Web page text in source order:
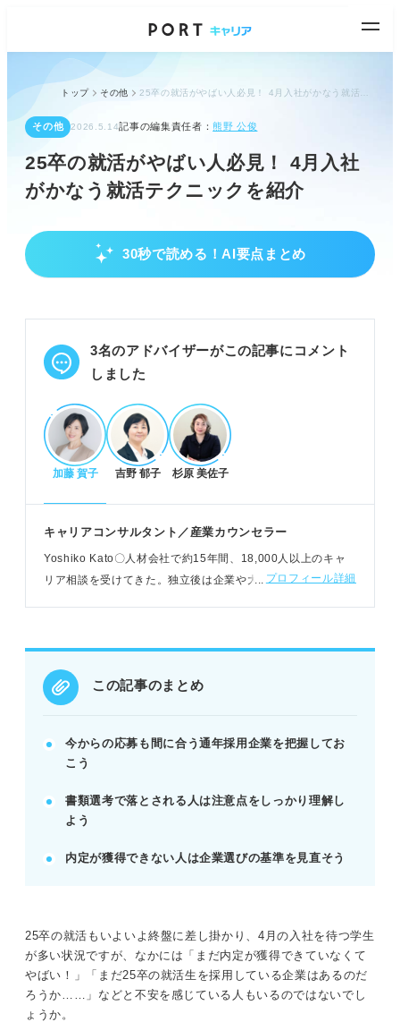
トップ その他
その他 2026.5.14記事の編集責任者：熊野 公俊
25卒の就活がやばい人必見！ 4月入社
がかなう就活テクニックを紹介
30秒で読める！AI要点まとめ
25卒の現状認識と今すぐすべきこと
む。
通年採用企業を積極的に探し、応募先を広げる。
の進め方」に問題がある場合が多い。
選考段階別！内定獲得のための対策
書類選考は入社意欲と人間性を具体的に伝える。
一次面接は基本マナーと企業理解で突破を目指す。
POINT：面接官の疑問に「なぜ？どうして？」と答
企業選びの基準見直しと前向きな心構え
世間体ではなく「自分にとっての良い企業」を再定
義する。
る。
内定獲得まで諦めず、今できることに前向きに取り
POINT：就活は内定が目的ではなく、理想の人生を
歩むための仕事を見つけること。
分の就活を見直して改善しよう
大学4年の2月に内定がない人はかなりやば
い！ 25卒就活生の就活内定状況を知ろう
入社式まであと2カ月！ そもそもここからの就
活は厳しいのかプロが解説
3名のアドバイザーがこの記事にコメント
しました
加藤 賀子 吉野 郁子 杉原 美佐子
キャリアコンサルタント／産業カウンセラー
Yoshiko Kato〇人材会社で約15年間、18,000人以上のキャ
リア相談を受けてきた。独立後は企業や大学、個人と契約
プロフィール詳細
この記事のまとめ
今からの応募も間に合う通年採用企業を把握してお
こう
書類選考で落とされる人は注意点をしっかり理解し
よう
内定が獲得できない人は企業選びの基準を見直そう
25卒の就活もいよいよ終盤に差し掛かり、4月の入社を待つ学生
が多い状況ですが、なかには「まだ内定が獲得できていなくて
やばい！」「まだ25卒の就活生を採用している企業はあるのだ
ろうか……」などと不安を感じている人もいるのではないでし
ょうか。